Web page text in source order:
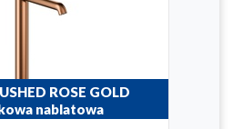
ROSE GOLD
nablatowa